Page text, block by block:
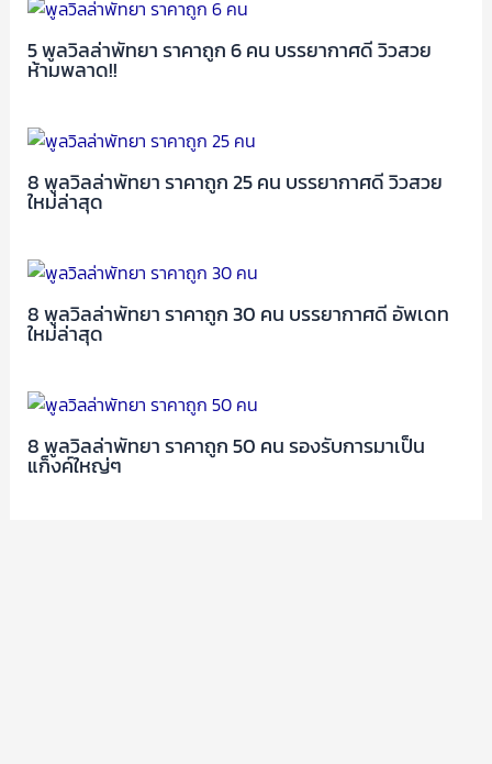
5 พูลวิลล่าพัทยา ราคาถูก 6 คน บรรยากาศดี วิวสวย
ห้ามพลาด!!
8 พูลวิลล่าพัทยา ราคาถูก 25 คน บรรยากาศดี วิวสวย
ใหม่ล่าสุด
8 พูลวิลล่าพัทยา ราคาถูก 30 คน บรรยากาศดี อัพเดท
ใหม่ล่าสุด
8 พูลวิลล่าพัทยา ราคาถูก 50 คน รองรับการมาเป็น
แก็งค์ใหญ่ๆ